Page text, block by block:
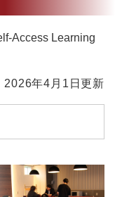
Access Learning
2026年4月1日更新